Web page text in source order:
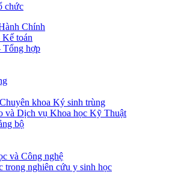
chức
Chính
toán
Tổng hợp
khoa Ký sinh trùng
và Dịch vụ Khoa học Kỹ Thuật
bộ
và Công nghệ
trong nghiên cứu y sinh học